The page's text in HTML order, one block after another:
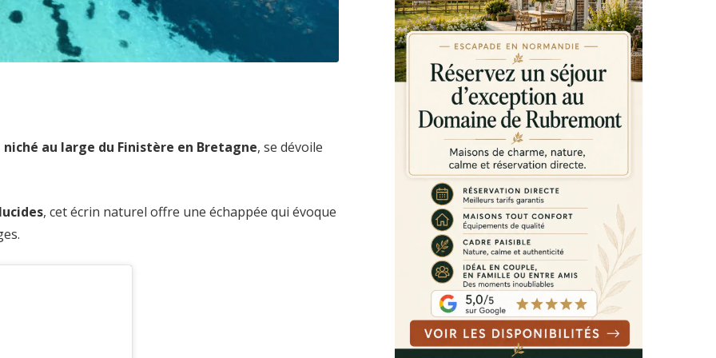
niché au large du Finistère en Bretagne, se dévoile
, cet écrin naturel offre une échappée qui évoque